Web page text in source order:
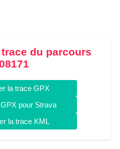
du parcours
la trace GPX
pour Strava
la trace KML